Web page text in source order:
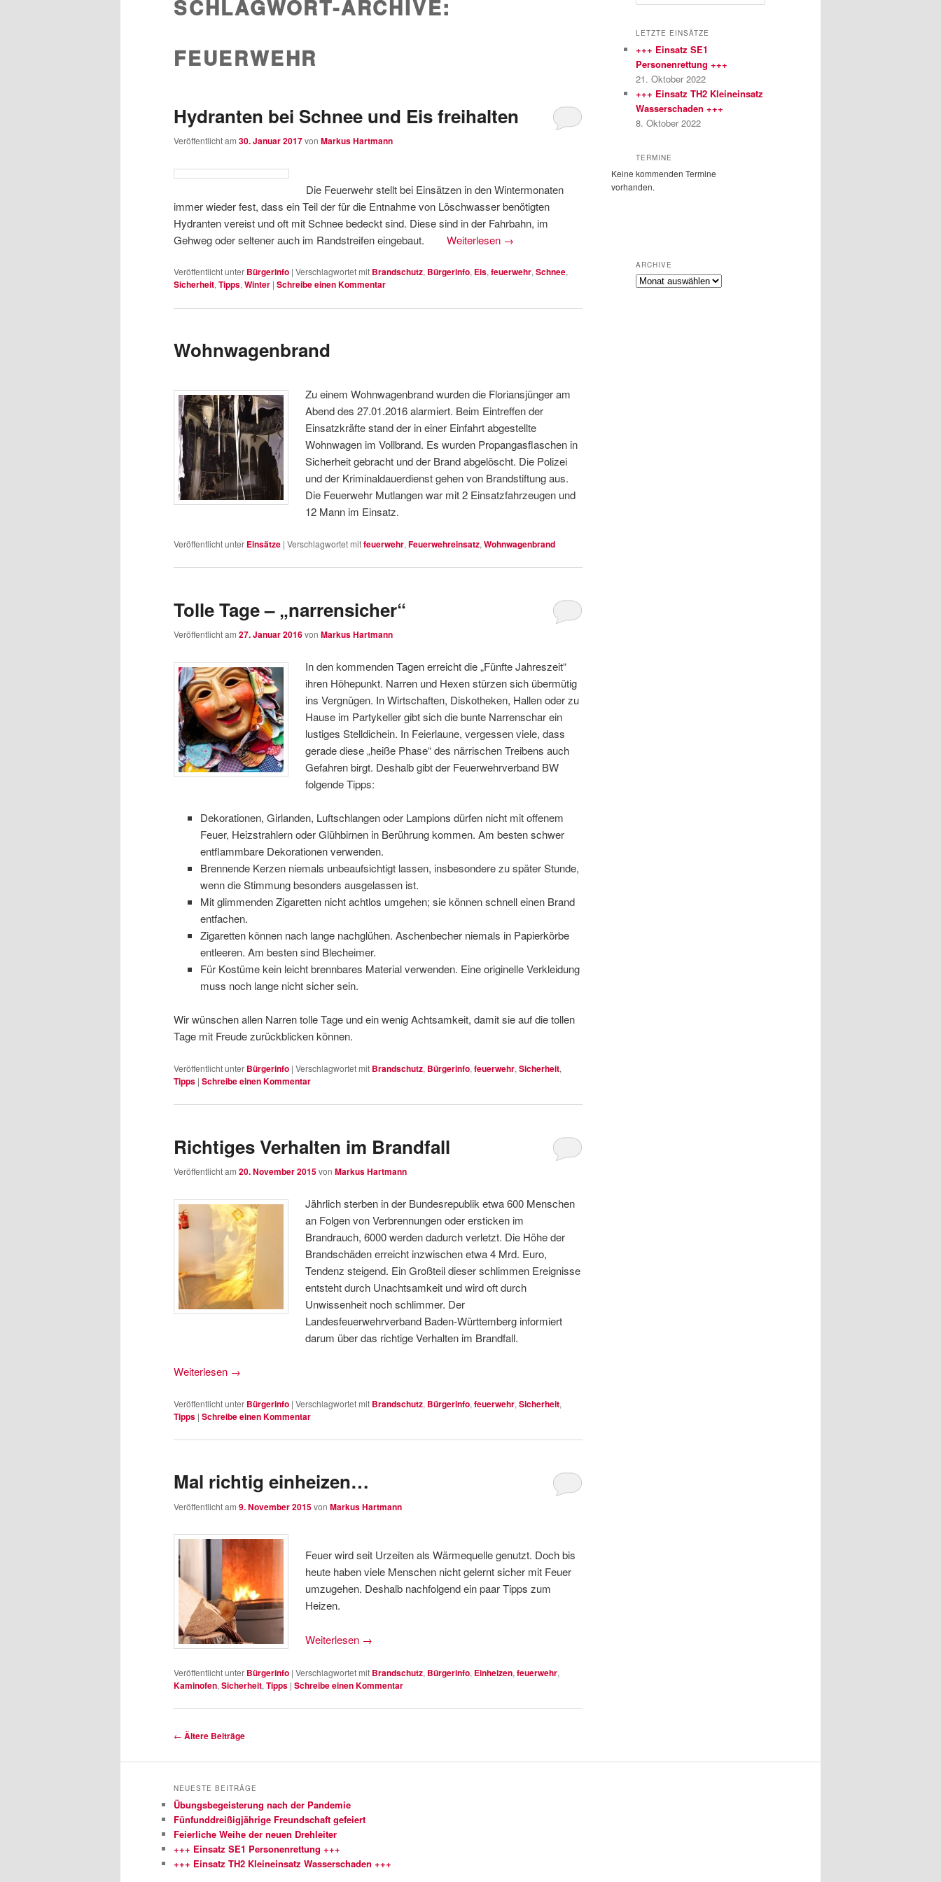
wechseln
Inhalt
wechseln
SCHLAGWORT-ARCHIVE:
FEUERWEHR
Hydranten bei Schnee und Eis freihalten
Veröffentlicht am 30. Januar 2017von Markus Hartmann
Die Feuerwehr stellt bei Einsätzen in den Wintermonaten
immer wieder fest, dass ein Teil der für die Entnahme von Löschwasser benötigten
Hydranten vereist und oft mit Schnee bedeckt sind. Diese sind in der Fahrbahn, im
Gehweg oder seltener auch im Randstreifen eingebaut. Weiterlesen →
Veröffentlicht unter Bürgerinfo | Verschlagwortet mit Brandschutz, Bürgerinfo, Eis,feuerwehr,Schnee,
Sicherheit,Tipps,Winter | Schreibe einen Kommentar
Wohnwagenbrand
Zu einem Wohnwagenbrand wurden die Floriansjünger am
Abend des 27.01.2016 alarmiert. Beim Eintreffen der
Einsatzkräfte stand der in einer Einfahrt abgestellte
Wohnwagen im Vollbrand. Es wurden Propangasflaschen in
Sicherheit gebracht und der Brand abgelöscht. Die Polizei
und der Kriminaldauerdienst gehen von Brandstiftung aus.
Die Feuerwehr Mutlangen war mit 2 Einsatzfahrzeugen und
12 Mann im Einsatz.
Veröffentlicht unter Einsätze | Verschlagwortet mitfeuerwehr, Feuerwehreinsatz, Wohnwagenbrand
Tolle Tage – „narrensicher“
Veröffentlicht am 27. Januar 2016von Markus Hartmann
In den kommenden Tagen erreicht die „Fünfte Jahreszeit“
ihren Höhepunkt. Narren und Hexen stürzen sich übermütig
ins Vergnügen. In Wirtschaften, Diskotheken, Hallen oder zu
Hause im Partykeller gibt sich die bunte Narrenschar ein
lustiges Stelldichein. In Feierlaune, vergessen viele, dass
gerade diese „heiße Phase“ des närrischen Treibens auch
Gefahren birgt. Deshalb gibt der Feuerwehrverband BW
folgende Tipps:
Dekorationen, Girlanden, Luftschlangen oder Lampions dürfen nicht mit offenem
Feuer, Heizstrahlern oder Glühbirnen in Berührung kommen. Am besten schwer
entflammbare Dekorationen verwenden.
Brennende Kerzen niemals unbeaufsichtigt lassen, insbesondere zu später Stunde,
wenn die Stimmung besonders ausgelassen ist.
Mit glimmenden Zigaretten nicht achtlos umgehen; sie können schnell einen Brand
entfachen.
Zigaretten können nach lange nachglühen. Aschenbecher niemals in Papierkörbe
entleeren. Am besten sind Blecheimer.
Für Kostüme kein leicht brennbares Material verwenden. Eine originelle Verkleidung
muss noch lange nicht sicher sein.
Wir wünschen allen Narren tolle Tage und ein wenig Achtsamkeit, damit sie auf die tollen
Tage mit Freude zurückblicken können.
Veröffentlicht unter Bürgerinfo | Verschlagwortet mit Brandschutz, Bürgerinfo, feuerwehr, Sicherheit,
Tipps | Schreibe einen Kommentar
Richtiges Verhalten im Brandfall
Veröffentlicht am 20. November 2015von Markus Hartmann
Jährlich sterben in der Bundesrepublik etwa 600 Menschen
an Folgen von Verbrennungen oder ersticken im
Brandrauch, 6000 werden dadurch verletzt. Die Höhe der
Brandschäden erreicht inzwischen etwa 4 Mrd. Euro,
Tendenz steigend. Ein Großteil dieser schlimmen Ereignisse
entsteht durch Unachtsamkeit und wird oft durch
Unwissenheit noch schlimmer. Der
Landesfeuerwehrverband Baden-Württemberg informiert
darum über das richtige Verhalten im Brandfall.
Weiterlesen →
Veröffentlicht unter Bürgerinfo | Verschlagwortet mit Brandschutz, Bürgerinfo, feuerwehr, Sicherheit,
Tipps | Schreibe einen Kommentar
Mal richtig einheizen…
Veröffentlicht am 9. November 2015von Markus Hartmann
Feuer wird seit Urzeiten als Wärmequelle genutzt. Doch bis
heute haben viele Menschen nicht gelernt sicher mit Feuer
umzugehen. Deshalb nachfolgend ein paar Tipps zum
Heizen.
Weiterlesen →
Veröffentlicht unter Bürgerinfo | Verschlagwortet mit Brandschutz, Bürgerinfo, Einheizen, feuerwehr,
Kaminofen, Sicherheit, Tipps | Schreibe einen Kommentar
Beitragsnavigation
← Ältere Beiträge
u
h
n
LETZTE EINSÄTZE
+++ Einsatz SE1
Personenrettung +++
21. Oktober 2022
+++ Einsatz TH2 Kleineinsatz
Wasserschaden +++
8. Oktober 2022
TERMINE
Keine kommenden Termine
vorhanden.
ARCHIVE
Archive
NEUESTE BEITRÄGE
Übungsbegeisterung nach der Pandemie
Fünfunddreißigjährige Freundschaft gefeiert
Feierliche Weihe der neuen Drehleiter
+++ Einsatz SE1 Personenrettung +++
+++ Einsatz TH2 Kleineinsatz Wasserschaden +++